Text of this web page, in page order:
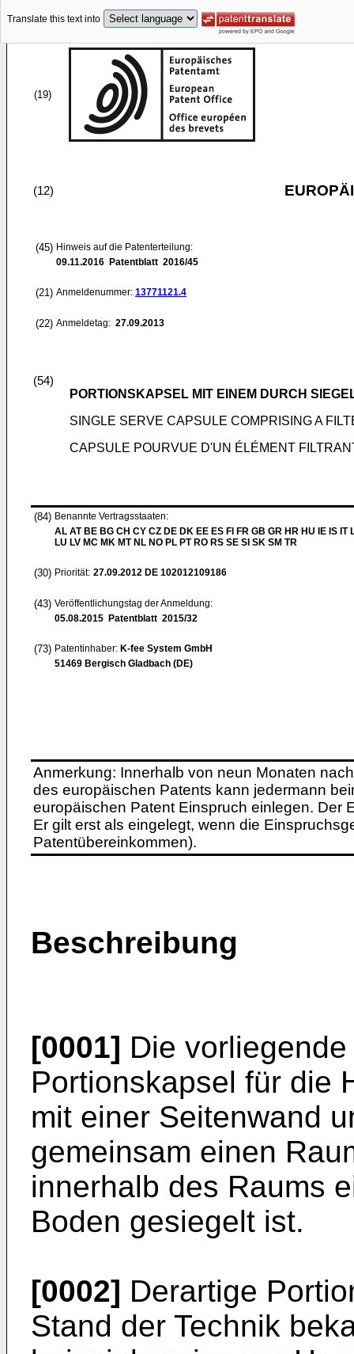
Translate this text into
(19)
(12)
(45) Hinweis auf die Patenterteilung:
09.11.2016 Patentblatt 2016/45
(21) Anmeldenummer: 13771121.4
(22) Anmeldetag: 27.09.2013
(54)
PORTIONSKAPSEL MIT EINEM DURCH
SINGLE SERVE CAPSULE COMPRISING A
CAPSULE POURVUE D'UN ÉLÉMENT
(84) Benannte Vertragsstaaten:
AL AT BE BG CH CY CZ DE DK EE ES FI FR GB GR HR HU IE IS IT
LU LV MC MK MT NL NO PL PT RO RS SE SI SK SM TR
(30) Priorität: 27.09.2012 DE 102012109186
(43) Veröffentlichungstag der Anmeldung:
05.08.2015 Patentblatt 2015/32
(73) Patentinhaber: K-fee System GmbH
51469 Bergisch Gladbach (DE)
Anmerkung: Innerhalb von neun Monaten
des europäischen Patents kann jedermann
europäischen Patent Einspruch einlegen. Der
Er gilt erst als eingelegt, wenn die
Patentübereinkommen).
Beschreibung
[0001] Die
Portionskapsel für die
mit einer Seitenwand
gemeinsam einen
innerhalb des Raums
Boden gesiegelt ist.
[0002] Derartige
Stand der Technik